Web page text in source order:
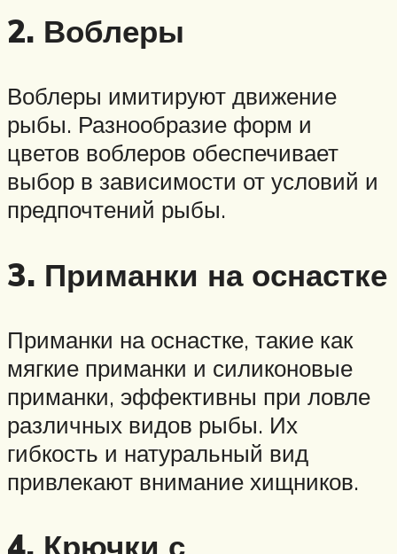
2. Воблеры
Воблеры имитируют движение
рыбы. Разнообразие форм и
цветов воблеров обеспечивает
выбор в зависимости от условий и
предпочтений рыбы.
3. Приманки на оснастке
Приманки на оснастке, такие как
мягкие приманки и силиконовые
приманки, эффективны при ловле
различных видов рыбы. Их
гибкость и натуральный вид
привлекают внимание хищников.
4. Крючки с